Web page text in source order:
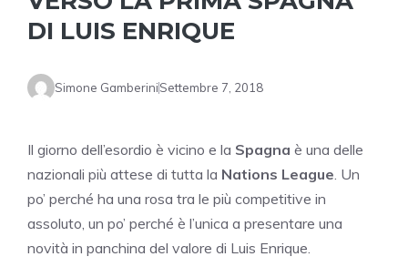
DI LUIS ENRIQUE
Simone GamberiniSettembre 7, 2018
Il giorno dell’esordio è vicino e la Spagna è una delle
nazionali più attese di tutta la Nations League. Un
po’ perché ha una rosa tra le più competitive in
assoluto, un po’ perché è l’unica a presentare una
novità in panchina del valore di Luis Enrique.